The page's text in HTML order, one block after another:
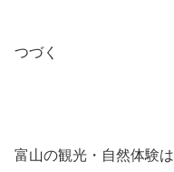
つづく
富山の観光・自然体験は